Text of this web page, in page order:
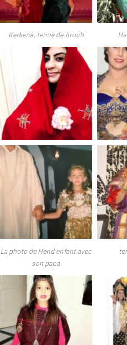
Kerkena, tenue de hroub
La photo de Hend enfant avec
son papa